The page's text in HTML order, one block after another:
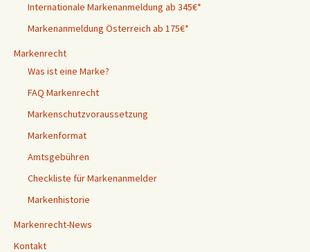
Internationale Markenanmeldung ab 345€*
Markenanmeldung Österreich ab 175€*
Markenrecht
Was ist eine Marke?
FAQ Markenrecht
Markenschutzvoraussetzung
Markenformat
Amtsgebühren
Checkliste für Markenanmelder
Markenhistorie
Markenrecht-News
Kontakt